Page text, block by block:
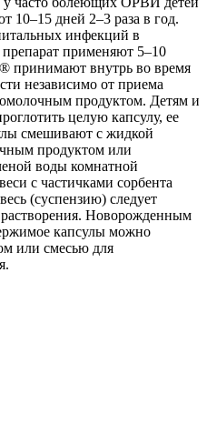
10–15 дней 2–3 раза в год.
инфекций в
применяют 5–10
принимают внутрь во время
независимо от приема
продуктом. Детям и
целую капсулу, ее
смешивают с жидкой
продуктом или
воды комнатной
с частичками сорбента
(суспензию) следует
Новорожденным
капсулы можно
или смесью для